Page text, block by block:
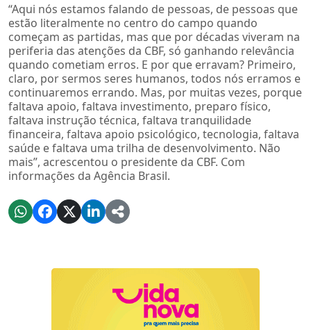
“Aqui nós estamos falando de pessoas, de pessoas que
estão literalmente no centro do campo quando
começam as partidas, mas que por décadas viveram na
periferia das atenções da CBF, só ganhando relevância
quando cometiam erros. E por que erravam? Primeiro,
claro, por sermos seres humanos, todos nós erramos e
continuaremos errando. Mas, por muitas vezes, porque
faltava apoio, faltava investimento, preparo físico,
faltava instrução técnica, faltava tranquilidade
financeira, faltava apoio psicológico, tecnologia, faltava
saúde e faltava uma trilha de desenvolvimento. Não
mais”, acrescentou o presidente da CBF. Com
informações da Agência Brasil.